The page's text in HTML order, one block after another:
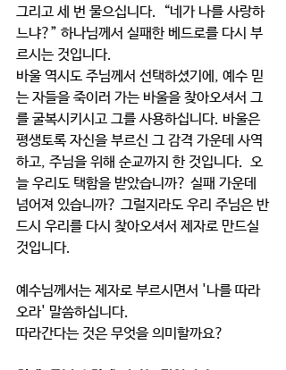
그리고 세 번 물으십니다.  “네가 나를 사랑하
느냐?” 하나님께서 실패한 베드로를 다시 부
르시는 것입니다.
바울 역시도 주님께서 선택하셨기에, 예수 믿
는 자들을 죽이러 가는 바울을 찾아오셔서 그
를 굴복시키시고 그를 사용하십니다. 바울은
평생토록 자신을 부르신 그 감격 가운데 사역
하고, 주님을 위해 순교까지 한 것입니다.  오
늘 우리도 택함을 받았습니까? 실패 가운데
넘어져 있습니까? 그럴지라도 우리 주님은 반
드시 우리를 다시 찾아오셔서 제자로 만드실
것입니다.
예수님께서는 제자로 부르시면서 '나를 따라
오라' 말씀하십니다.
따라간다는 것은 무엇을 의미할까요?